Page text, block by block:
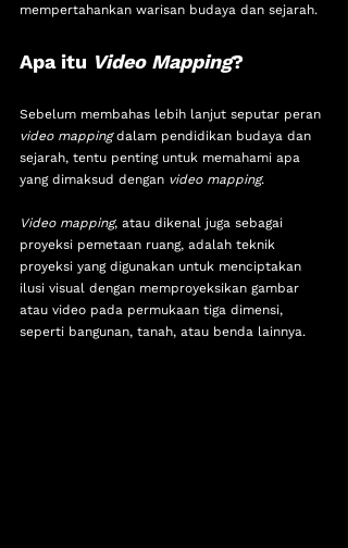
mempertahankan warisan budaya dan sejarah.
Apa itu Video Mapping?
Sebelum membahas lebih lanjut seputar peran
video mapping dalam pendidikan budaya dan
sejarah, tentu penting untuk memahami apa
yang dimaksud dengan video mapping.
Video mapping, atau dikenal juga sebagai
proyeksi pemetaan ruang, adalah teknik
proyeksi yang digunakan untuk menciptakan
ilusi visual dengan memproyeksikan gambar
atau video pada permukaan tiga dimensi,
seperti bangunan, tanah, atau benda lainnya.